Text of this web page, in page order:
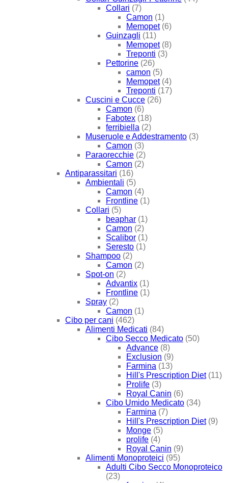
Collari (7)
Camon (1)
Memopet (6)
Guinzagli (11)
Memopet (8)
Treponti (3)
Pettorine (26)
camon (5)
Memopet (4)
Treponti (17)
Cuscini e Cucce (26)
Camon (6)
Fabotex (18)
ferribiella (2)
Museruole e Addestramento (3)
Camon (3)
Paraorecchie (2)
Camon (2)
Antiparassitari (16)
Ambientali (5)
Camon (4)
Frontline (1)
Collari (5)
beaphar (1)
Camon (2)
Scalibor (1)
Seresto (1)
Shampoo (2)
Camon (2)
Spot-on (2)
Advantix (1)
Frontline (1)
Spray (2)
Camon (1)
Cibo per cani (462)
Alimenti Medicati (84)
Cibo Secco Medicato (50)
Advance (8)
Exclusion (9)
Farmina (13)
Hill's Prescription Diet (11)
Prolife (3)
Royal Canin (6)
Cibo Umido Medicato (34)
Farmina (7)
Hill's Prescription Diet (9)
Monge (5)
prolife (4)
Royal Canin (9)
Alimenti Monoproteici (95)
Adulti Cibo Secco Monoproteico
(23)